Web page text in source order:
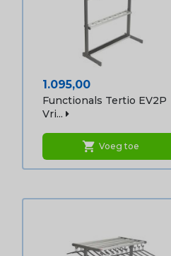
Prijs
1.095,00
Functionals Tertio EV2P
Vri...
shopping_cart Voeg toe